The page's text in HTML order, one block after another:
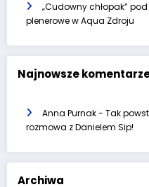
„Cudowny chłopak”
plenerowe w Aqua Zdroju
Najnowsze
Anna Purnak- Tak
rozmowa z Danielem Sip!
Archiwa